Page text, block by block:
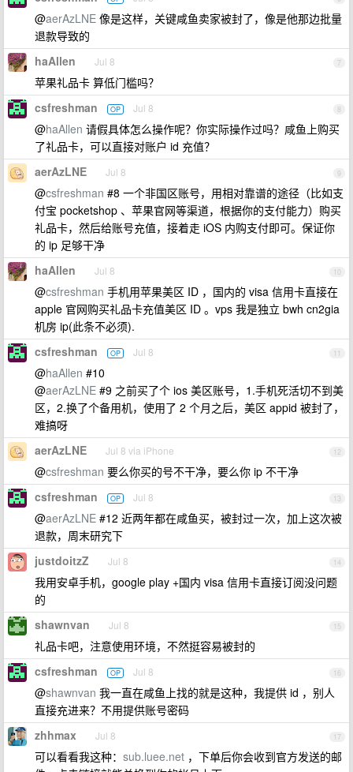
@aerAzLNE 像是这样，关键咸鱼卖家被封了，像是他那边批量
退款导致的
7
haAllen Jul 8
苹果礼品卡 算低门槛吗？
8
csfreshman OP Jul 8
@haAllen 请假具体怎么操作呢？你实际操作过吗？咸鱼上购买
了礼品卡，可以直接对账户 id 充值？
9
aerAzLNE Jul 8
@csfreshman #8 一个非国区账号，用相对靠谱的途径（比如支
付宝 pocketshop 、苹果官网等渠道，根据你的支付能力）购买
礼品卡，然后给账号充值，接着走 iOS 内购支付即可。保证你
的 ip 足够干净
10
haAllen Jul 8
@csfreshman 手机用苹果美区 ID ，国内的 visa 信用卡直接在
apple 官网购买礼品卡充值美区 ID 。vps 我是独立 bwh cn2gia
机房 ip(此条不必须).
11
csfreshman OP Jul 8
@haAllen #10
@aerAzLNE #9 之前买了个 ios 美区账号，1.手机死活切不到美
区，2.换了个备用机，使用了 2 个月之后，美区 appid 被封了，
难搞呀
12
aerAzLNE Jul 8 via iPhone
@csfreshman 要么你买的号不干净，要么你 ip 不干净
13
csfreshman OP Jul 8
@aerAzLNE #12 近两年都在咸鱼买，被封过一次，加上这次被
退款，周末研究下
14
justdoitzZ Jul 8
我用安卓手机，google play +国内 visa 信用卡直接订阅没问题
的
15
shawnvan Jul 8
礼品卡吧，注意使用环境，不然挺容易被封的
16
csfreshman OP Jul 8
@shawnvan 我一直在咸鱼上找的就是这种，我提供 id ，别人
直接充进来？不用提供账号密码
17
zhhmax Jul 8
可以看看我这种： sub.luee.net ，下单后你会收到官方发送的邮